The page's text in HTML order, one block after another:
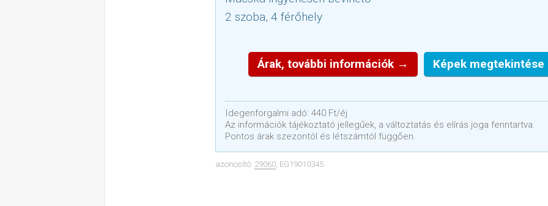
2 szoba, 4 férőhely
Árak, további információk → Képek
Idegenforgalmi adó: 440 Ft/éj
Az információk tájékoztató jellegűek, a változtatás és elírás joga fenntartva.
Pontos árak szezontól és létszámtól függően.
azonosító: 29060, EG19010345